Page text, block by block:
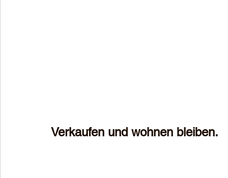
Verkaufen und wohnen bleiben.